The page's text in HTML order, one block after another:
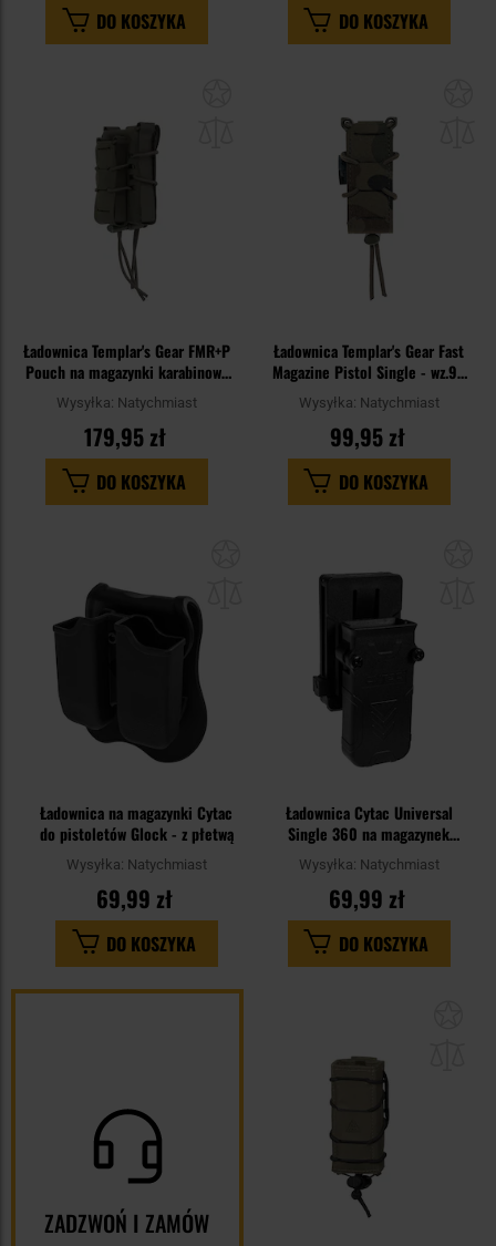
DO KOSZYKA DO KOSZYKA
Ładownica Templar's Gear FMR+P
Pouch na magazynki karabinowe
i pistoletowe - Ranger Green
Wysyłka: Natychmiast
179,95 zł
DO KOSZYKA
Ładownica Templar's Gear Fast
Magazine Pistol Single - wz.93
Pantera PL Woodland
Wysyłka: Natychmiast
99,95 zł
DO KOSZYKA
Ładownica na magazynki Cytac
do pistoletów Glock - z płetwą
Wysyłka: Natychmiast
69,99 zł
DO KOSZYKA
Ładownica Cytac Universal
Single 360 na magazynek
pistoletowy - Black
Wysyłka: Natychmiast
69,99 zł
DO KOSZYKA
ZADZWOŃ I ZAMÓW